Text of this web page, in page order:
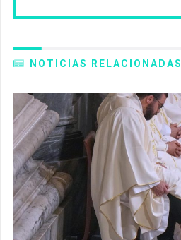
NOTICIAS RELACIONADAS